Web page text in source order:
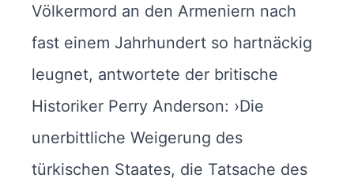
Völkermord an den Armeniern nach
fast einem Jahrhundert so hartnäckig
leugnet, antwortete der britische
Historiker Perry Anderson: ›Die
unerbittliche Weigerung des
türkischen Staates, die Tatsache des